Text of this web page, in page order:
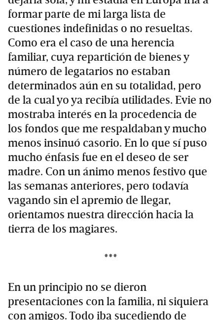
formar parte de mi larga lista de
cuestiones indefinidas o no resueltas.
Como era el caso de una herencia
familiar, cuya repartición de bienes y
número de legatarios no estaban
determinados aún en su totalidad, pero
de la cual yo ya recibía utilidades. Evie no
mostraba interés en la procedencia de
los fondos que me respaldaban y mucho
menos insinuó casorio. En lo que sí puso
mucho énfasis fue en el deseo de ser
madre. Con un ánimo menos festivo que
las semanas anteriores, pero todavía
vagando sin el apremio de llegar,
orientamos nuestra dirección hacia la
tierra de los magiares.
***
En un principio no se dieron
presentaciones con la familia, ni siquiera
con amigos. Todo iba sucediendo de